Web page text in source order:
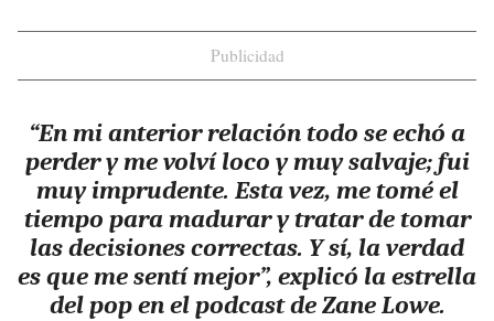
Publicidad
“En mi anterior relación todo se echó a
perder y me volví loco y muy salvaje; fui
muy imprudente. Esta vez, me tomé el
tiempo para madurar y tratar de tomar
las decisiones correctas. Y sí, la verdad
es que me sentí mejor”, explicó la estrella
del pop en el podcast de Zane Lowe.